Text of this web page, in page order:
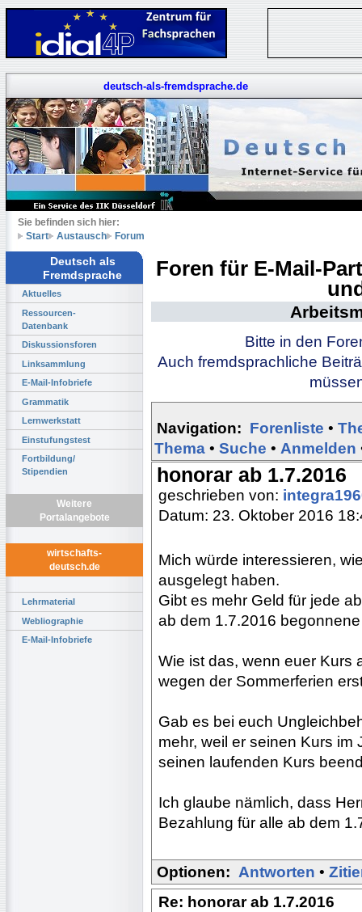
deutsch-als-fremdsprache.de
Sie befinden sich hier:
Start
Austausch Forum
Deutsch als
Fremdsprache
Aktuelles
Ressourcen-
Datenbank
Diskussionsforen
Linksammlung
E-Mail-Infobriefe
Grammatik
Lernwerkstatt
Einstufungstest
Fortbildung/
Stipendien
Weitere
Portalangebote
wirtschafts-
deutsch.de
Lehrmaterial
Webliographie
E-Mail-Infobriefe
Foren für E-Mail-
Bitte in den
Auch fremdsprachliche
Navigation: Forenliste •
Thema • Suche • Anmelden
honorar ab 1.7.2016
geschrieben von:
Datum: 23. Oktober 2016
Mich würde interessieren,
ausgelegt haben.
Gibt es mehr Geld für jede
ab dem 1.7.2016
Wie ist das, wenn euer Kurs
wegen der Sommerferien
Gab es bei euch
mehr, weil er seinen Kurs
seinen laufenden Kurs
Ich glaube nämlich, dass
Bezahlung für alle ab dem
Optionen: Antworten •
Re: honorar ab 1.7.2016